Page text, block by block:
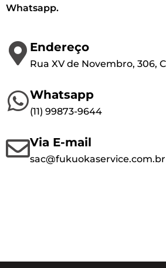
Whatsapp.
Endereço
Rua XV de Novembro, 306,
Whatsapp
(11) 99873-9644
Via E-mail
sac@fukuokaservice.com.br